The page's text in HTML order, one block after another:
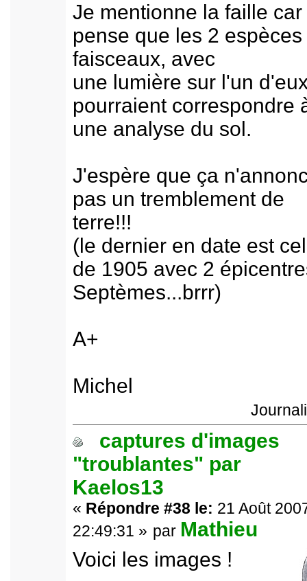
Je mentionne la faille car
pense que les 2 espèces
faisceaux, avec
une lumière sur l'un
pourraient correspondre
une analyse du sol.
J'espère que ça
pas un tremblement de
terre!!!
(le dernier en date est
de 1905 avec 2
Septèmes...brrr)
A+
Michel
captures d'images
"troublantes" par
Kaelos13
« Répondre #38 le: 21 Août
22:49:31 » par Mathieu
Voici les images !